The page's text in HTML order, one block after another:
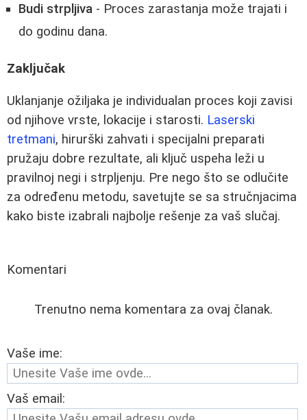
Budi strpljiva - Proces zarastanja može trajati i
do godinu dana.
Zaključak
Uklanjanje ožiljaka je individualan proces koji zavisi
od njihove vrste, lokacije i starosti. Laserski
tretmani, hirurški zahvati i specijalni preparati
pružaju dobre rezultate, ali ključ uspeha leži u
pravilnoj negi i strpljenju. Pre nego što se odlučite
za određenu metodu, savetujte se sa stručnjacima
kako biste izabrali najbolje rešenje za vaš slučaj.
Komentari
Trenutno nema komentara za ovaj članak.
Vaše ime:
Vaš email: